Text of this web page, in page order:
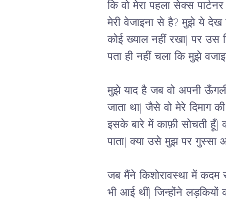
कि वो मेरा पहला सेक्स
मेरी वेजाइना से है? मुझे ये
कोई ख्याल नहीं रखा| पर उस
पता ही नहीं चला कि मुझे
मुझे याद है जब वो अपनी
जाता था| जैसे वो मेरे दिमाग
इसके बारे में काफ़ी सोचती हूँ|
पाता| क्या उसे मुझ पर गुस्सा
जब मैंने किशोरावस्था में कदम
भी आई थीं| जिन्होंने लड़कियों